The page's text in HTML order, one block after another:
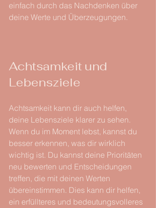
einfach durch das Nachdenken über
deine Werte und Überzeugungen.
Achtsamkeit und
Lebensziele
Achtsamkeit kann dir auch helfen,
deine Lebensziele klarer zu sehen.
Wenn du im Moment lebst, kannst du
besser erkennen, was dir wirklich
wichtig ist. Du kannst deine Prioritäten
neu bewerten und Entscheidungen
treffen, die mit deinen Werten
übereinstimmen. Dies kann dir helfen,
ein erfüllteres und bedeutungsvolleres